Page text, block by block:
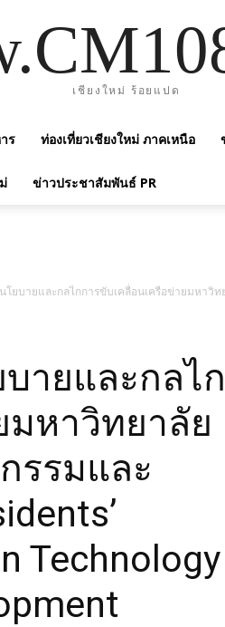
เชียงใหม่ ร้อยแปด
ร ท่องเที่ยวเชียงใหม่ ภาคเหนือ
ข่าวประชาสัมพันธ์ PR
โยบายและกลไกการขับเคลื่อนเครือข่ายมหาวิ
อนเครือข่ายมหาวิทยาลัยก
Engagement